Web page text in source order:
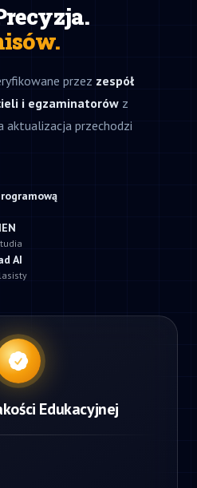
przez zespół
i egzaminatorów z
aktualizacja przechodzi
AI
Edukacyjnej